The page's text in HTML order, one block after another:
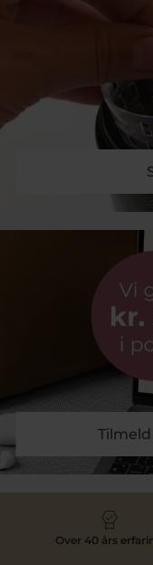
Over 40 års